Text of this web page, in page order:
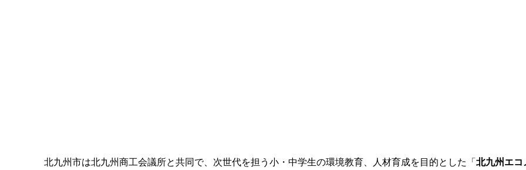
北九州市は北九州商工会議所と共同で、次世代を担う小・中学生の環境教育、人材育成を目的とした「北九州エコ